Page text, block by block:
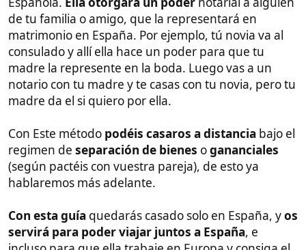
Si la cosa va muy bien y/o quieres vivir en Filipinas,
es posible que te interese registrar el matrimonio
en Filipinas, eso te daría ventajas y desventajas.
Podrías trabajar y tener visados de residente y un
trato casi como si fueras filipino. El problema es que
el divorcio allí es más complicado de deshacer, es un
proceso largo y caro.
filipina está casada con un hombre extranjero y este
se divorcia en su país y colabora para que ella se
divorcie en Filipinas. Por lo que si registráis el
matrimonio también en Filipinas (esto es opcional)
extranjero colaboras, sí no no.
Cuales son los pasos